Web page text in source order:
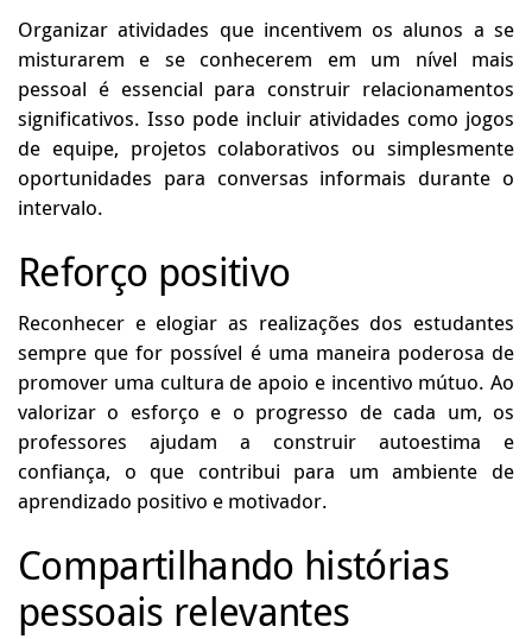
Organizar atividades que incentivem os alunos a se
misturarem e se conhecerem em um nível mais
pessoal é essencial para construir relacionamentos
significativos. Isso pode incluir atividades como jogos
de equipe, projetos colaborativos ou simplesmente
oportunidades para conversas informais durante o
intervalo.
Reforço positivo
Reconhecer e elogiar as realizações dos estudantes
sempre que for possível é uma maneira poderosa de
promover uma cultura de apoio e incentivo mútuo. Ao
valorizar o esforço e o progresso de cada um, os
professores ajudam a construir autoestima e
confiança, o que contribui para um ambiente de
aprendizado positivo e motivador.
Compartilhando histórias
pessoais relevantes